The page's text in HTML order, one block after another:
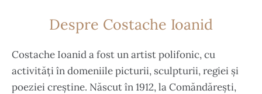
Despre Costache Ioanid
Costache Ioanid a fost un artist polifonic, cu
activități în domeniile picturii, sculpturii, regiei și
poeziei creștine. Născut în 1912, la Comăndărești,